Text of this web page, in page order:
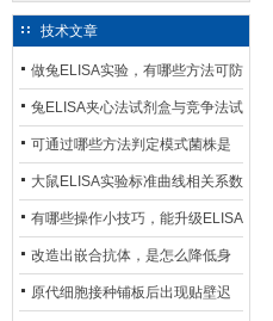
技术文章
做兔ELISA实验，有哪些方法可防
止平台效应发生？
兔ELISA夹心法试剂盒与竞争法试
剂盒，适用检测场景存在哪些差
异？
可通过哪些方法判定模式菌株是
否存在杂菌污染？
大鼠ELISA实验标准曲线相关系数
偏低，可从哪些维度开展问题排
查？
有哪些操作小技巧，能升级ELISA
的LOD与LOQ性能？
改造出嵌合抗体，是怎么降低身
体生成抗鼠抗体（HAMA）的？
原代细胞接种铺板后出现贴壁迟